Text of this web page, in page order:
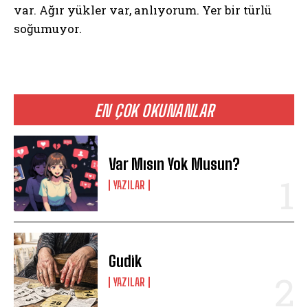
EN ÇOK OKUNANLAR
Var Mısın Yok Musun?
YAZILAR
Gudik
YAZILAR
var. Ağır yükler var, anlıyorum. Yer bir türlü
soğumuyor.